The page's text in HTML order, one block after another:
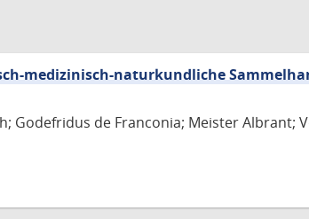
medizinisch-naturkundliche
Godefridus de Franconia; Meister Albrant;